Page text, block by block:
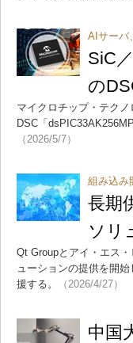
AIサーバ
SiC
の
マイクロチップ・テク
DSC「
（2026/5/7）
組み込み
長期
ソリ
Qt Groupとアイ・エス
ューションの提供を開
援する。
（2026/4/27）
中国